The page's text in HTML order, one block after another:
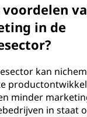
in de
kan
minder
in staat